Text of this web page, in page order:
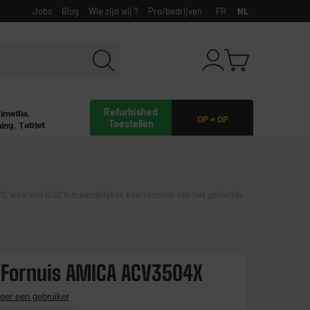
Jobs Blog Wie zijn wij ? Pro/bedrijven FR NL
OP = OP
Refurbished
Toestellen
Tablet
waarvan 0,02% maandelijkse kaartkosten van het geleende
AMICA ACV3504X
een gebruiker